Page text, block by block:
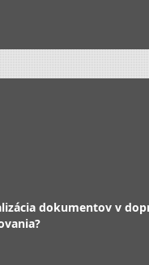
dokumentov v